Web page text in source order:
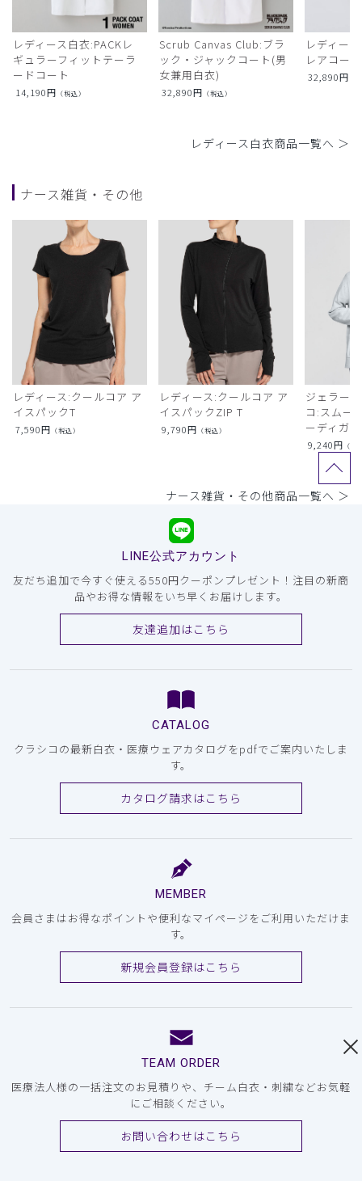
レディース白衣:PACKレ
ギュラーフィットテーラ
ードコート
14,190円 （税込）
Scrub Canvas Club:ブラ
ック・ジャックコート(男
女兼用白衣)
32,890円 （税込）
レディー
レアコート
32,890円
レディース白衣商品一覧へ ＞
ナース雑貨・その他
レディース:クールコア ア
イスパックT
7,590円 （税込）
レディース:クールコア ア
イスパックZIP T
9,790円 （税込）
ジェラー
コ:スムー
ーディガン
9,240円 （税
ナース雑貨・その他商品一覧へ ＞
LINE公式アカウント
友だち追加で今すぐ使える550円クーポンプレゼント！注目の新商
品やお得な情報をいち早くお届けします。
友達追加はこちら
CATALOG
クラシコの最新白衣・医療ウェアカタログをpdfでご案内いたしま
す。
カタログ請求はこちら
MEMBER
会員さまはお得なポイントや便利なマイページをご利用いただけま
す。
新規会員登録はこちら
TEAM ORDER
医療法人様の一括注文のお見積りや、チーム白衣・刺繍などお気軽
にご相談ください。
お問い合わせはこちら